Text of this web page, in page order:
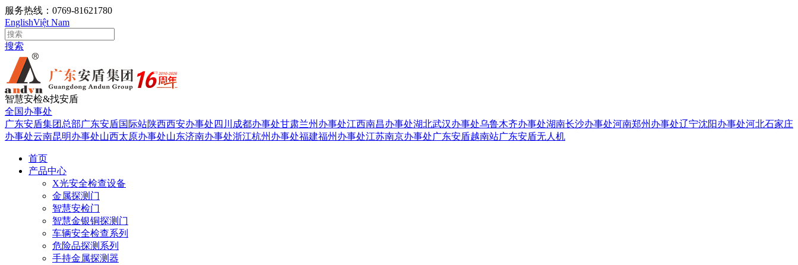
服务热线：0769-81621780
EnglishViệt Nam
搜索
智慧安检&找安盾
全国办事处
广东安盾集团总部广东安盾国际站陕西西安办事处 四川成都办事处甘肃兰州办事处江西南昌办事处湖北武汉办事处乌鲁木齐办事处湖南长沙办事处河南郑州办事处辽宁沈阳办事处河北石家庄
办事处云南昆明办事处山西太原办事处山东济南办事处浙江杭州办事处福建福州办事处江苏南京办事处广东安盾越南站广东安盾无人机
首页
产品中心
X光安全检查设备
金属探测门
智慧安检门
智慧金银铜探测门
车辆安全检查系列
危险品探测系列
手持金属探测器